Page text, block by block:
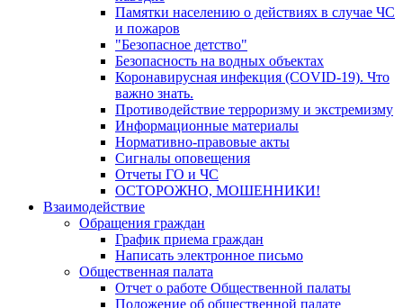
Памятки населению о действиях в случае ЧС
и пожаров
"Безопасное детство"
Безопасность на водных объектах
Коронавирусная инфекция (COVID-19). Что
важно знать.
Противодействие терроризму и экстремизму
Информационные материалы
Нормативно-правовые акты
Сигналы оповещения
Отчеты ГО и ЧС
ОСТОРОЖНО, МОШЕННИКИ!
Взаимодействие
Обращения граждан
График приема граждан
Написать электронное письмо
Общественная палата
Отчет о работе Общественной палаты
Положение об общественной палате